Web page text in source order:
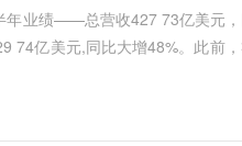
年业绩——总营收427 73亿美元
74亿美元,同比大增48%。此前